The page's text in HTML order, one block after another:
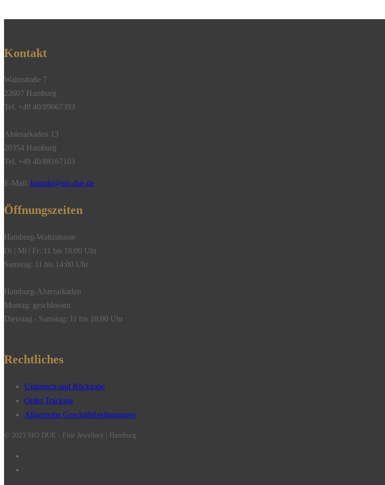
Kontakt
Waitzstraße 7
22607 Hamburg
Tel. +49 40/89067393
Alsterarkaden 13
20354 Hamburg
Tel. +49 40/88167103
E-Mail: kontakt@sio-due.de
Öffnungszeiten
Hamburg-Waitzstrasse
Di | Mi | Fr: 11 bis 18:00 Uhr
Samstag: 11 bis 14:00 Uhr
Hamburg-Alsterarkaden
Montag: geschlossen
Dienstag - Samstag: 11 bis 18:00 Uhr
Rechtliches
Umtausch und Rückgabe
Order Tracking
Allgemeine Geschäftsbedingungen
© 2023 SIO DUE - Fine Jewellery | Hamburg